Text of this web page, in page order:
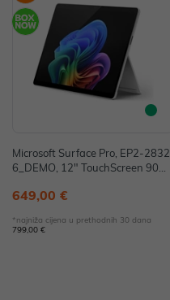
Microsoft Surface Pro, EP2-2832
6_DEMO, 12" TouchScreen 90H
GB SSD, W11H, Sivi (bez punjač
649,00 €
*najniža cijena u prethodnih 30 dana
799,00 €